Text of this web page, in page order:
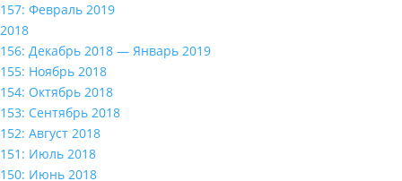
157: Февраль 2019
2018
156: Декабрь 2018 — Январь 2019
155: Ноябрь 2018
154: Октябрь 2018
153: Сентябрь 2018
152: Август 2018
151: Июль 2018
150: Июнь 2018